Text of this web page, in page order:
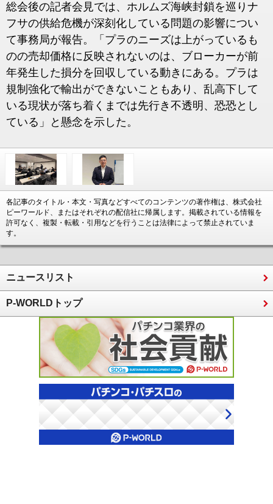
総会後の記者会見では、ホルムズ海峡封鎖を巡りナ
フサの供給危機が深刻化している問題の影響につい
て事務局が報告。「プラのニーズは上がっているも
のの売却価格に反映されないのは、ブローカーが前
年発生した損分を回収している動きにある。プラは
規制強化で輸出ができないこともあり、乱高下して
いる現状が落ち着くまでは先行き不透明、恐恐とし
ている」と懸念を示した。
各記事のタイトル・本文・写真などすべてのコンテンツの著作権は、株式会社
ピーワールド、またはそれぞれの配信社に帰属します。掲載されている情報を
許可なく、複製・転載・引用などを行うことは法律によって禁止されていま
す。
ニュースリスト
P-WORLDトップ